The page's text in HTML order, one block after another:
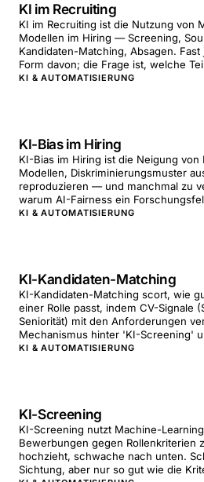
KI im Recruiting
KI im Recruiting ist die Nutzung von
Modellen im Hiring — Screening,
Kandidaten-Matching, Absagen.
Form davon; die Frage ist, welche
KI & AUTOMATISIERUNG
KI-Bias im Hiring
KI-Bias im Hiring ist die Neigung
Modellen, Diskriminierungsmuster
reproduzieren — und manchmal zu
warum AI-Fairness ein
KI & AUTOMATISIERUNG
KI-Kandidaten-Matching
KI-Kandidaten-Matching scort, wie
einer Rolle passt, indem CV-Signale
Seniorität) mit den Anforderungen
Mechanismus hinter 'KI-Screening'
KI & AUTOMATISIERUNG
KI-Screening
KI-Screening nutzt Machine-
Bewerbungen gegen
hochzieht, schwache nach unten.
Sichtung, aber nur so gut wie die